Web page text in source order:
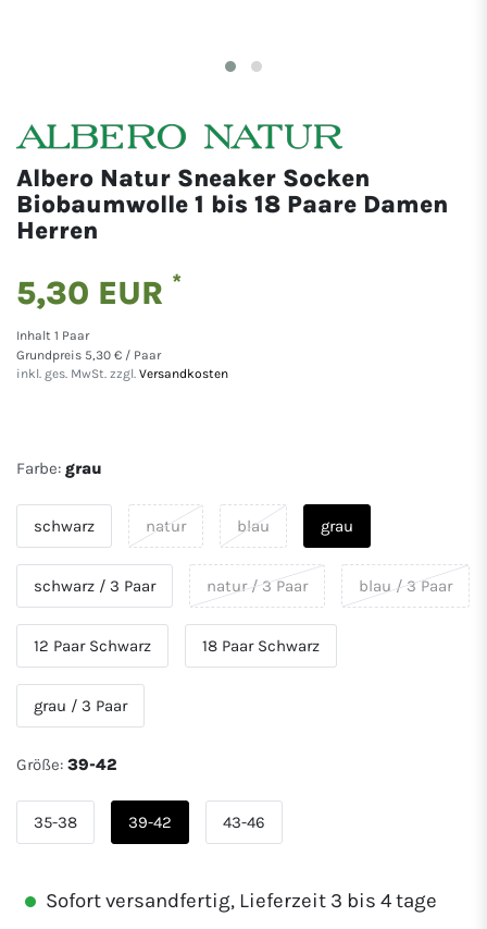
Albero Natur Sneaker Socken
Biobaumwolle 1 bis 18 Paare Damen
Herren
5,30 EUR *
Inhalt 1 Paar
Grundpreis 5,30 € / Paar
inkl. ges. MwSt. zzgl. Versandkosten
Farbe: grau
schwarz natur blau grau
schwarz / 3 Paar natur / 3 Paar blau / 3 Paar
12 Paar Schwarz 18 Paar Schwarz
grau / 3 Paar
Größe: 39-42
35-38 39-42 43-46
Sofort versandfertig, Lieferzeit 3 bis 4 tage